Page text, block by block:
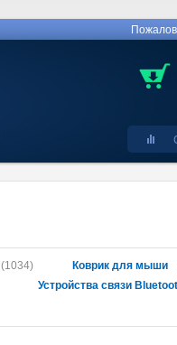
(1034) Коврик для мыши
Устройства связи